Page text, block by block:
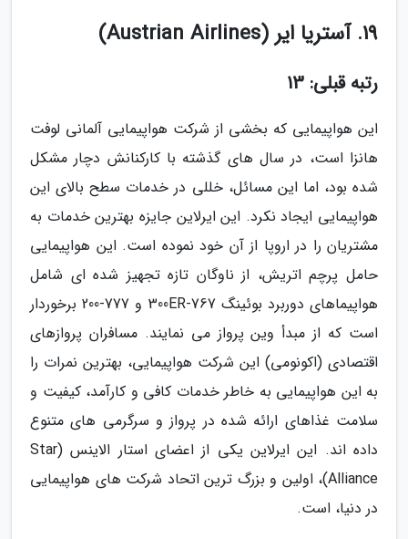
19. آستریا ایر (Austrian Airlines)
رتبه قبلی: 13
این هواپیمایی که بخشی از شرکت هواپیمایی آلمانی لوفت
هانزا است، در سال های گذشته با کارکنانش دچار مشکل
شده بود، اما این مسائل، خللی در خدمات سطح بالای این
هواپیمایی ایجاد نکرد. این ایرلاین جایزه بهترین خدمات به
مشتریان را در اروپا از آن خود نموده است. این هواپیمایی
حامل پرچم اتریش، از ناوگان تازه تجهیز شده ای شامل
هواپیماهای دوربرد بوئینگ 767-300ER و 777-200 برخوردار
است که از مبدأ وین پرواز می نمایند. مسافران پروازهای
اقتصادی (اکونومی) این شرکت هواپیمایی، بهترین نمرات را
به این هواپیمایی به خاطر خدمات کافی و کارآمد، کیفیت و
سلامت غذاهای ارائه شده در پرواز و سرگرمی های متنوع
داده اند. این ایرلاین یکی از اعضای استار الاینس (Star
Alliance)، اولین و بزرگ ترین اتحاد شرکت های هواپیمایی
در دنیا، است.